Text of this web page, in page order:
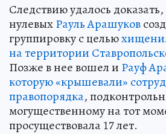
Следствию удалось
нулевыхРауль Арашуков
группировку с целью
на территории
Позже в нее вошел и Рауф
которую «крышевали»
правопорядка,
могущественному на тот
просуществовала 17 лет.